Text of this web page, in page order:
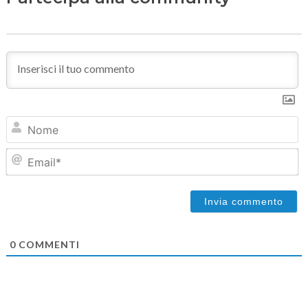
0COMMENTI